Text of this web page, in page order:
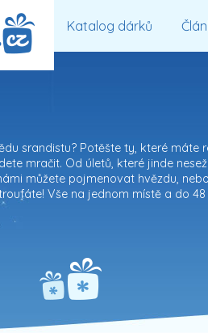
Katalog dárků
srandistu? Potěšte ty, které máte
mračit. Od úletů, které jinde
můžete pojmenovat hvězdu,
Vše na jednom místě a do 48